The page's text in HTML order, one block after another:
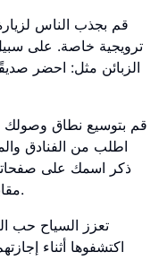
قم بجذب الناس
ترويجية خاصة. على
قم بتوسيع نطاق
اطلب من الفنادق
ذكر اسمك على
مقابل تقديم بعض الترويج المجاني لهم.
تعزز السياح حب
اكتشفوها أثناء